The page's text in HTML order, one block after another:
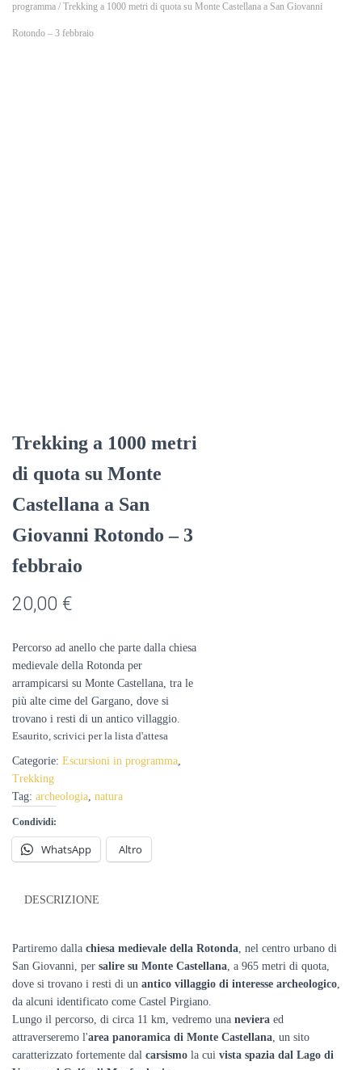
programma / Trekking a 1000 metri di quota su Monte Castellana a San Giovanni
Rotondo – 3 febbraio
Trekking a 1000 metri
di quota su Monte
Castellana a San
Giovanni Rotondo – 3
febbraio
20,00 €
Percorso ad anello che parte dalla chiesa
medievale della Rotonda per
arrampicarsi su Monte Castellana, tra le
più alte cime del Gargano, dove si
trovano i resti di un antico villaggio.
Esaurito
Categorie: Escursioni in programma,
Trekking
Tag: archeologia, natura
Condividi:
WhatsApp Altro
DESCRIZIONE
Partiremo dalla chiesa medievale della Rotonda, nel centro urbano di
San Giovanni, per salire su Monte Castellana, a 965 metri di quota,
dove si trovano i resti di un antico villaggio di interesse archeologico,
da alcuni identificato come Castel Pirgiano.
Lungo il percorso, di circa 11 km, vedremo una neviera ed
attraverseremo l'area panoramica di Monte Castellana, un sito
caratterizzato fortemente dal carsismo la cui vista spazia dal Lago di